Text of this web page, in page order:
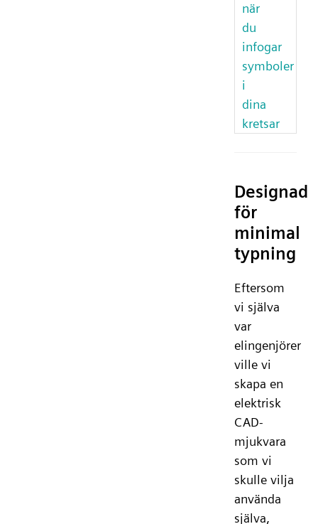
när
du
infogar
symboler
i
dina
kretsar
Designad
för
minimal
typning
Eftersom
vi själva
var
elingenjörer
ville vi
skapa en
elektrisk
CAD-
mjukvara
som vi
skulle vilja
använda
själva,